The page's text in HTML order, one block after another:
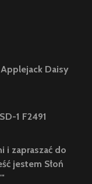
Daisy
1 F2491
i zapraszać do
jestem Słoń